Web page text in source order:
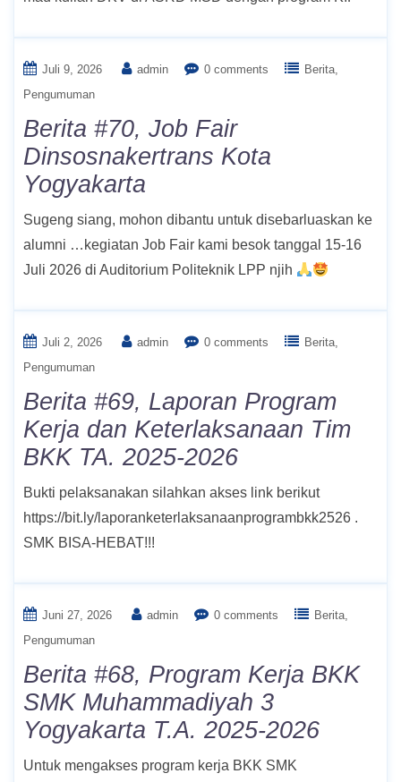
Juli 9, 2026 admin 0 comments
Berita
Pengumuman
Berita #70, Job Fair
Dinsosnakertrans Kota
Yogyakarta
Sugeng siang, mohon dibantu untuk disebarluaskan ke
alumni …kegiatan Job Fair kami besok tanggal 15-16
Juli 2026 di Auditorium Politeknik LPP njih
Juli 2, 2026 admin 0 comments
Berita
Pengumuman
Berita #69, Laporan Program
Kerja dan Keterlaksanaan Tim
BKK TA. 2025-2026
Bukti pelaksanakan silahkan akses link berikut
https://bit.ly/laporanketerlaksanaanprogrambkk2526 .
SMK BISA-HEBAT!!!
Juni 27, 2026 admin 0 comments
Berita
Pengumuman
Berita #68, Program Kerja BKK
SMK Muhammadiyah 3
Yogyakarta T.A. 2025-2026
Untuk mengakses program kerja BKK SMK